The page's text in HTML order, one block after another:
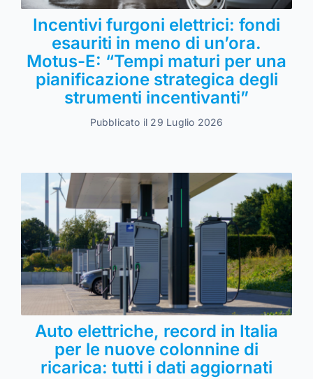
Incentivi furgoni elettrici: fondi
esauriti in meno di un’ora.
Motus-E: “Tempi maturi per una
pianificazione strategica degli
strumenti incentivanti”
Pubblicato il 29 Luglio 2026
Auto elettriche, record in Italia
per le nuove colonnine di
ricarica: tutti i dati aggiornati